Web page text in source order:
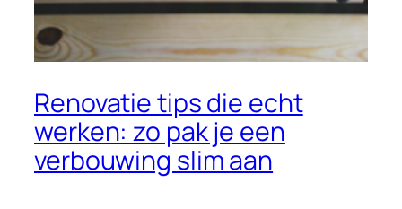
Renovatie tips die echt
werken: zo pak je een
verbouwing slim aan